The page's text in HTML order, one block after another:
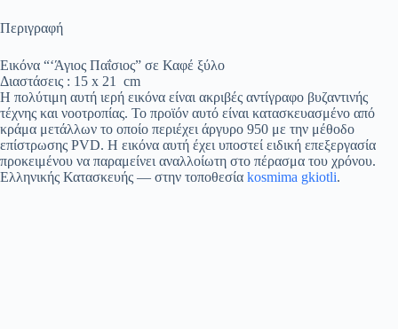
Περιγραφή
Εικόνα “‘Άγιος Παΐσιος” σε Καφέ ξύλο
Διαστάσεις : 15 x 21 cm
Η πολύτιμη αυτή ιερή εικόνα είναι ακριβές αντίγραφο βυζαντινής
τέχνης και νοοτροπίας. Το προϊόν αυτό είναι κατασκευασμένο από
κράμα μετάλλων το οποίο περιέχει άργυρο 950 με την μέθοδο
επίστρωσης PVD. Η εικόνα αυτή έχει υποστεί ειδική επεξεργασία
προκειμένου να παραμείνει αναλλοίωτη στο πέρασμα του χρόνου.
Ελληνικής Κατασκευής — στην τοποθεσία kosmima gkiotli.